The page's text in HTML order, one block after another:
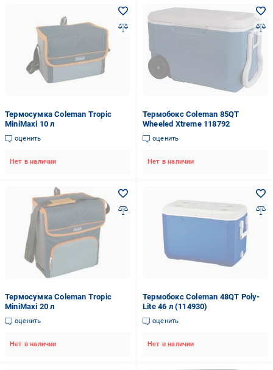
Термосумка Coleman Tropic
MiniMaxi 10 л
оценить
Нет в наличии
Термобокс Coleman 85QT
Wheeled Xtreme 118792
оценить
Нет в наличии
Термосумка Coleman Tropic
MiniMaxi 20 л
оценить
Нет в наличии
Термобокс Coleman 48QT Poly-
Lite 46 л (114930)
оценить
Нет в наличии